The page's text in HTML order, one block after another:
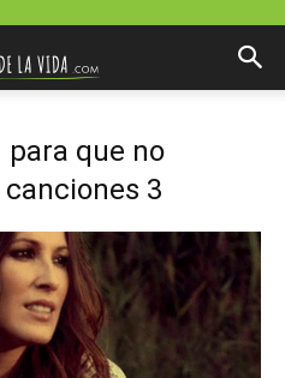
para que no
3